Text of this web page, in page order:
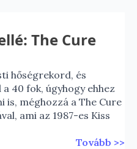
The Cure
hőségrekord, és
40 fok, úgyhogy ehhez
is, méghozzá a The Cure
ami az 1987-es Kiss
Tovább >>